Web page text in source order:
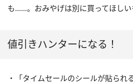
も……。おみやげは別に買ってほしい
値引きハンターになる！
・「タイムセールのシールが貼られ